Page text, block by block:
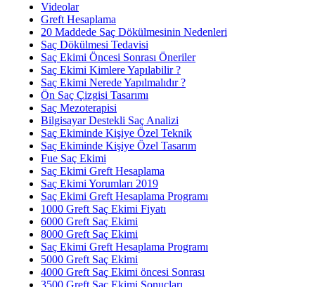
Videolar
Greft Hesaplama
20 Maddede Saç Dökülmesinin Nedenleri
Saç Dökülmesi Tedavisi
Saç Ekimi Öncesi Sonrası Öneriler
Saç Ekimi Kimlere Yapılabilir ?
Saç Ekimi Nerede Yapılmalıdır ?
Ön Saç Çizgisi Tasarımı
Saç Mezoterapisi
Bilgisayar Destekli Saç Analizi
Saç Ekiminde Kişiye Özel Teknik
Saç Ekiminde Kişiye Özel Tasarım
Fue Saç Ekimi
Saç Ekimi Greft Hesaplama
Saç Ekimi Yorumları 2019
Saç Ekimi Greft Hesaplama Programı
1000 Greft Saç Ekimi Fiyatı
6000 Greft Saç Ekimi
8000 Greft Saç Ekimi
Saç Ekimi Greft Hesaplama Programı
5000 Greft Saç Ekimi
4000 Greft Saç Ekimi öncesi Sonrası